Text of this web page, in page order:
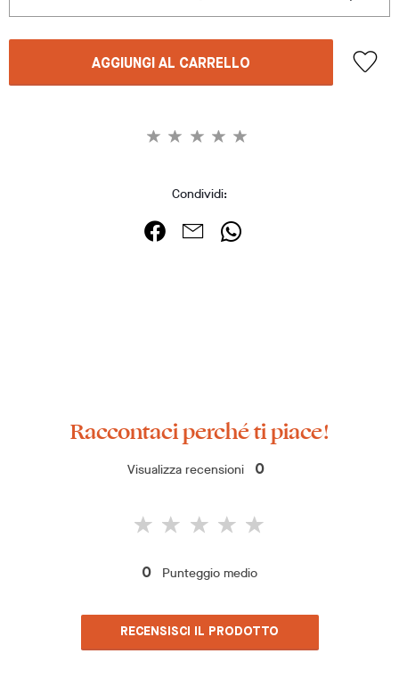
AGGIUNGI AL CARRELLO
Condividi:
Raccontaci perché ti piace!
Visualizza recensioni 0
0 Punteggio medio
RECENSISCI IL PRODOTTO